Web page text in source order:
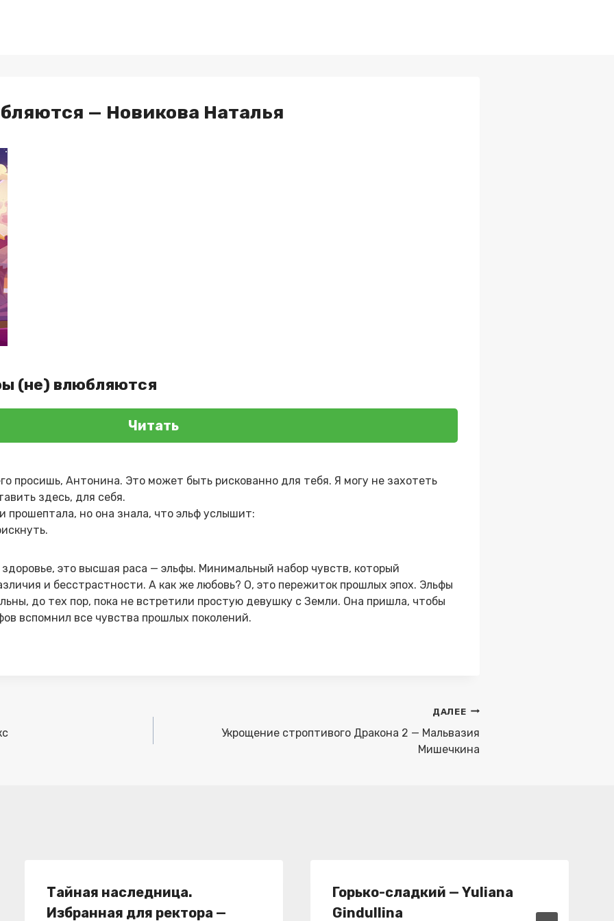
— Новикова Наталья
(не) влюбляются
Читать
просишь, Антонина. Это может быть рискованно для тебя. Я могу не захотеть
здесь, для себя.
прошептала, но она знала, что эльф услышит:
это высшая раса — эльфы. Минимальный набор чувств, который
и бесстрастности. А как же любовь? О, это пережиток прошлых эпох. Эльфы
до тех пор, пока не встретили простую девушку с Земли. Она пришла, чтобы
вспомнил все чувства прошлых поколений.
ДАЛЕЕ
Укрощение строптивого Дракона 2 — Мальвазия
Мишечкина
Тайная наследница.
Избранная для ректора —
Горько-сладкий — Yuliana
Gindullina